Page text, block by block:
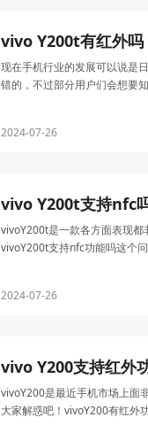
vivo Y200t有红外吗
现在手机行业的发展可以说是
错的，不过部分用户们会想要
2024-07-26
vivo Y200t支持nfc
vivoY200t是一款各方面表现
vivoY200t支持nfc功能吗这个
2024-07-26
vivo Y200支持红外
vivoY200是最近手机市场上面
大家解惑吧！vivoY200有红外